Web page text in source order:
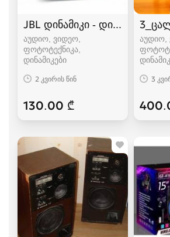
JBL დინამიკი - დიდი ვერსია
აუდიო, ვიდეო,
ფოტოტექნიკა,
დინამიკები
2 კვირის წინ
130.00 ₾
აუდიო,
3